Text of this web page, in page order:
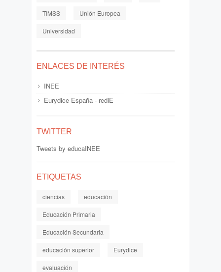
TIMSS Unión Europea
Universidad
ENLACES DE INTERÉS
INEE
Eurydice España - rediE
TWITTER
Tweets by educaINEE
ETIQUETAS
ciencias educación
Educación Primaria
Educación Secundaria
educación superior Eurydice
evaluación